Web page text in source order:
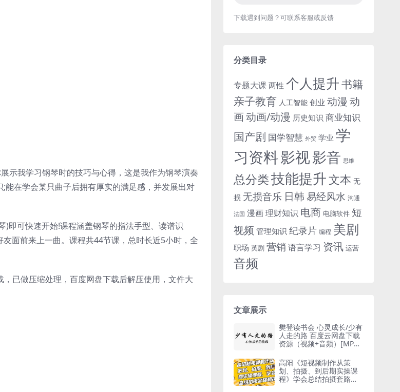
示我学习钢琴时的技巧与心得，这是我作为钢琴演奏
在学会某只曲子后拥有厚实的满足感，并发展出对
即可快速开始!课程涵盖钢琴的指法手型、读谱识
面前来上一曲。课程共44节课，总时长近5小时，全
已做压缩处理，百度网盘下载后解压使用，文件大
下载遇到问题？可联系客服或反馈
分类目录
专题大课 两性 个人提升书籍
亲子教育 人工智能 创业 动漫 动
画动画/动漫 历史知识 商业知识
国产剧 国学智慧 外贸 学业 学
习资料影视影音 思维
总分类技能提升文本 无
损 无损音乐 日韩 易经风水 沟通
法国 漫画理财知识 电商 电脑软件 短
视频 管理知识 纪录片 编程 美剧
职场 英剧 营销 语言学习 资讯 运营
音频
文章展示
樊登读书会 心灵成长/少有
人走的路 百度云网盘下载
资源（视频+音频）[MP3/
高阳《短视频制作从策
划、拍摄、到后期实操课
程》学会总结拍摄套路和